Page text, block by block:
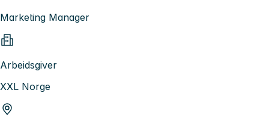
Marketing Manager
Arbeidsgiver
XXL Norge